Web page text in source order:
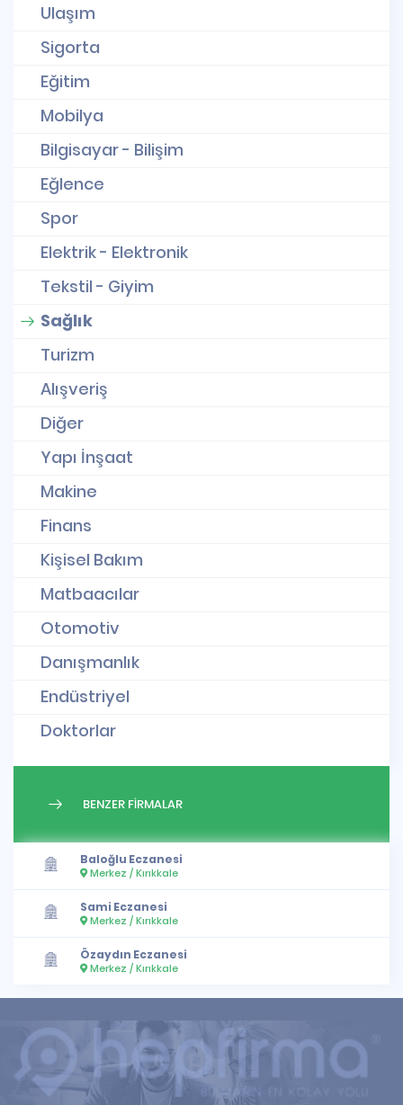
Ulaşım
Sigorta
Eğitim
Mobilya
Bilgisayar - Bilişim
Eğlence
Spor
Elektrik - Elektronik
Tekstil - Giyim
Sağlık
Turizm
Alışveriş
Diğer
Yapı İnşaat
Makine
Finans
Kişisel Bakım
Matbaacılar
Otomotiv
Danışmanlık
Endüstriyel
Doktorlar
BENZER FİRMALAR
Baloğlu Eczanesi
Merkez / Kırıkkale
Sami Eczanesi
Merkez / Kırıkkale
Özaydın Eczanesi
Merkez / Kırıkkale